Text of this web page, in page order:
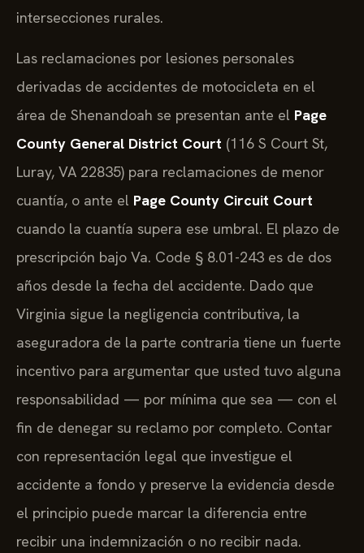
intersecciones rurales.
Las reclamaciones por lesiones personales
derivadas de accidentes de motocicleta en el
área de Shenandoah se presentan ante el Page
County General District Court (116 S Court St,
Luray, VA 22835) para reclamaciones de menor
cuantía, o ante el Page County Circuit Court
cuando la cuantía supera ese umbral. El plazo de
prescripción bajo Va. Code § 8.01-243 es de dos
años desde la fecha del accidente. Dado que
Virginia sigue la negligencia contributiva, la
aseguradora de la parte contraria tiene un fuerte
incentivo para argumentar que usted tuvo alguna
responsabilidad — por mínima que sea — con el
fin de denegar su reclamo por completo. Contar
con representación legal que investigue el
accidente a fondo y preserve la evidencia desde
el principio puede marcar la diferencia entre
recibir una indemnización o no recibir nada.